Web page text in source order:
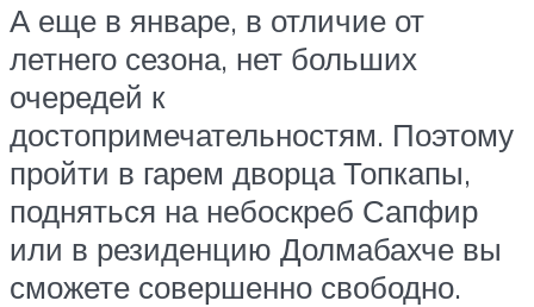
А еще в январе, в отличие от
летнего сезона, нет больших
очередей к
достопримечательностям. Поэтому
пройти в гарем дворца Топкапы,
подняться на небоскреб Сапфир
или в резиденцию Долмабахче вы
сможете совершенно свободно.